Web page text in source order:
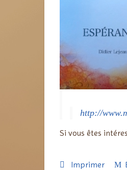
http://
Si vous êtes
Imprimer